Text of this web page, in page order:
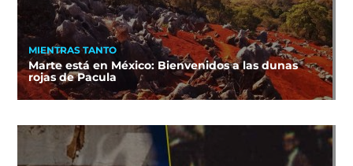
MIENTRAS TANTO
Marte está en México: Bienvenidos a las dunas
rojas de Pacula